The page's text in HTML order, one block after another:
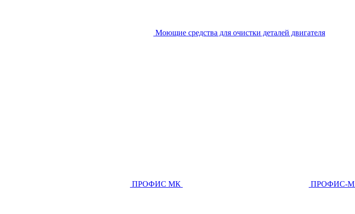
Моющие средства для очистки деталей двигателя
ПРОФИС МК ПРОФИС-М